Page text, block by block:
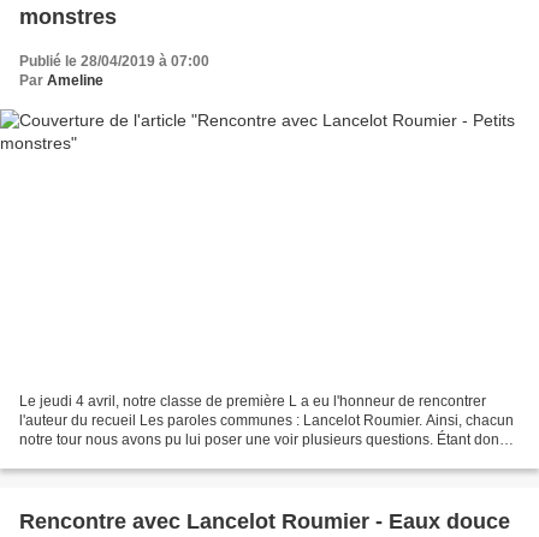
monstres
Publié le 28/04/2019 à 07:00
Par Ameline
Le jeudi 4 avril, notre classe de première L a eu l'honneur de rencontrer
l'auteur du recueil Les paroles communes : Lancelot Roumier. Ainsi, chacun
notre tour nous avons pu lui poser une voir plusieurs questions. Étant donné
Rencontre avec Lancelot Roumier - Eaux douce